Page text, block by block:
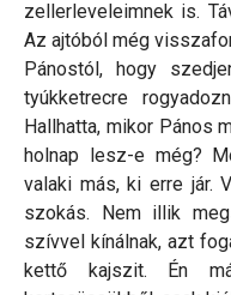
zellerleveleimnek is.
Az ajtóból még
Pánostól, hogy
tyúkketrecre
Hallhatta, mikor Pános
holnap lesz-e még?
valaki más, ki erre jár.
szokás. Nem illik
szívvel kínálnak, azt
kettő kajszit. Én